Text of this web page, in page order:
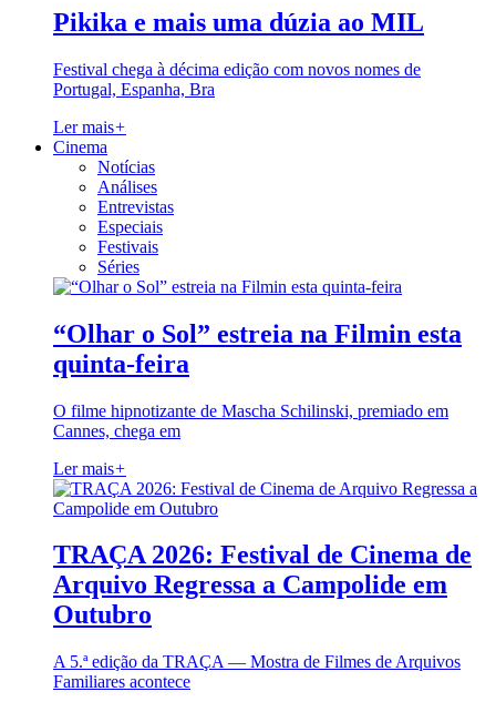
Pikika e mais uma dúzia ao MIL
Festival chega à décima edição com novos nomes de
Portugal, Espanha, Bra
Ler mais+
Cinema
Notícias
Análises
Entrevistas
Especiais
Festivais
Séries
“Olhar o Sol” estreia na Filmin esta
quinta-feira
O filme hipnotizante de Mascha Schilinski, premiado em
Cannes, chega em
Ler mais+
TRAÇA 2026: Festival de Cinema de
Arquivo Regressa a Campolide em
Outubro
A 5.ª edição da TRAÇA — Mostra de Filmes de Arquivos
Familiares acontece